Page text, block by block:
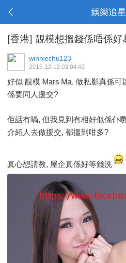
娛樂追星
[香港] 靚模想搵錢係唔係好
winniechu123
2015-12-12 03:04:42
好似 靚模 Mars Ma, 做私影真係可
係要同人援交?
佢話冇喎, 但我見到有相好似係仆
介紹人去做援交, 都搵到咁多?
真心想請教, 屋企真係好等錢洗